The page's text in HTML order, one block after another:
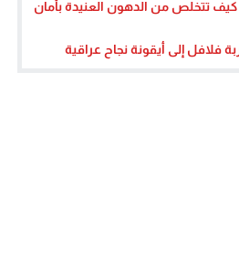
تتخلص من الدهون العنيدة بأمان
فلافل إلى أيقونة نجاح عراقية